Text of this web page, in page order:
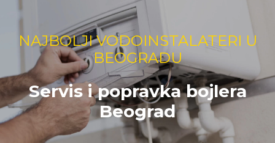
NAJBOLJI VODOINSTALATERI U
BEOGRADU
Servis i popravka bojlera
Beograd